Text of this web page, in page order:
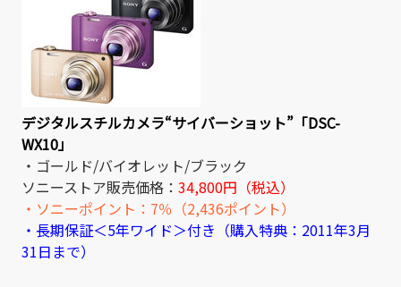
デジタルスチルカメラ“サイバーショット”「DSC-
WX10」
・ゴールド/バイオレット/ブラック
ソニーストア販売価格： 34,800円（税込）
・ソニーポイント：7％（2,436ポイント）
・長期保証＜5年ワイド＞付き（購入特典：2011年3月
31日まで）